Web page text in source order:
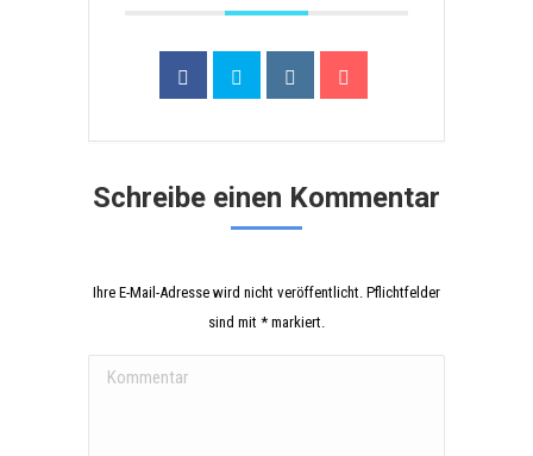
Schreibe einen Kommentar
Ihre E-Mail-Adresse wird nicht veröffentlicht. Pflichtfelder
sind mit * markiert.
Kommentar